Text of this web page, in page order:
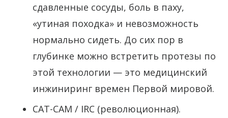
сдавленные сосуды, боль в паху,
«утиная походка» и невозможность
нормально сидеть. До сих пор в
глубинке можно встретить протезы по
этой технологии — это медицинский
инжиниринг времен Первой мировой.
CAT-CAM / IRC (революционная).